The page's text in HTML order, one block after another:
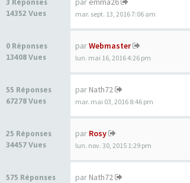
3 Réponses
14352 Vues
mar. sept. 13, 2016 7:06 am
0 Réponses
13408 Vues
parWebmaster
lun. mai 16, 2016 4:26 pm
55 Réponses
67278 Vues
par Nath72
mar. mai 03, 2016 8:46 pm
25 Réponses
34457 Vues
par Rosy
lun. nov. 30, 2015 1:29 pm
575 Réponses par Nath72